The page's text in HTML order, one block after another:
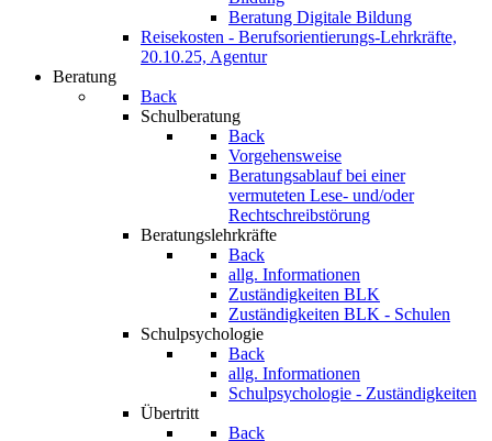
Beratung Digitale Bildung
Reisekosten - Berufsorientierungs-Lehrkräfte,
20.10.25, Agentur
Beratung
Back
Schulberatung
Back
Vorgehensweise
Beratungsablauf bei einer
vermuteten Lese- und/oder
Rechtschreibstörung
Beratungslehrkräfte
Back
allg. Informationen
Zuständigkeiten BLK
Zuständigkeiten BLK - Schulen
Schulpsychologie
Back
allg. Informationen
Schulpsychologie - Zuständigkeiten
Übertritt
Back